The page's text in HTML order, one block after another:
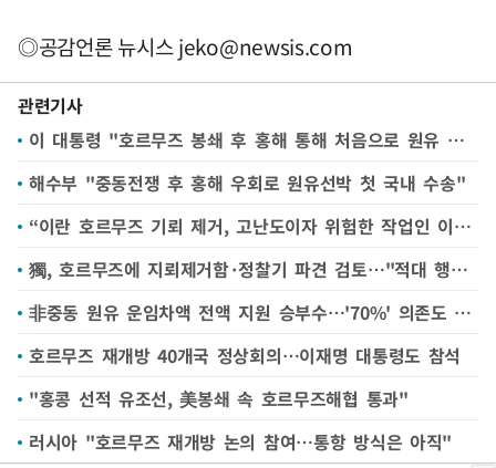
◎공감언론 뉴시스jeko@newsis.com
관련기사
이 대통령 "호르무즈 봉쇄 후 홍해 통해 처음으로 원유 운송…관련 부처 '원팀' 성과"
해수부 "중동전쟁 후 홍해 우회로 원유선박 첫 국내 수송"
“이란 호르무즈 기뢰 제거, 고난도이자 위험한 작업인 이유”
獨, 호르무즈에 지뢰제거함·정찰기 파견 검토…"적대 행위 중단 조건"
非중동 원유 운임차액 전액 지원 승부수…'70%' 의존도 낮출까
호르무즈 재개방 40개국 정상회의…이재명 대통령도 참석
"홍콩 선적 유조선, 美봉쇄 속 호르무즈해협 통과"
러시아 "호르무즈 재개방 논의 참여…통항 방식은 아직"